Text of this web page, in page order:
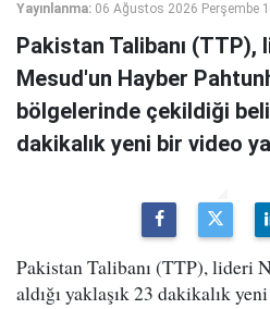
Yayınlanma: 06 Ağustos 2026 Perşembe
Pakistan Talibanı (TTP),
Mesud'un Hayber
bölgelerinde çekildiği
dakikalık yeni bir video
Pakistan Talibanı (TTP), lideri
aldığı yaklaşık 23 dakikalık